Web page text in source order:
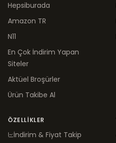
Hepsiburada
Amazon TR
N11
En Çok İndirim Yapan
Siteler
Aktüel Broşürler
Ürün Takibe Al
ÖZELLIKLER
İndirim & Fiyat Takip